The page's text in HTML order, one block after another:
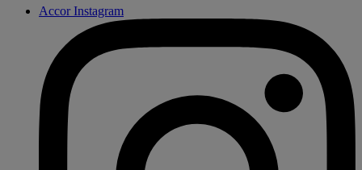
Accor Instagram